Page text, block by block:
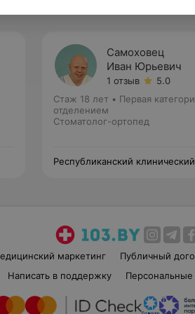
Самоховец
Иван Юрьевич
1 отзыв
5.0
Стаж 18 лет • Первая
отделением
Стоматолог-ортопед
Республиканский клинический
маркетинг Публичный
Написать в поддержку
Персональные